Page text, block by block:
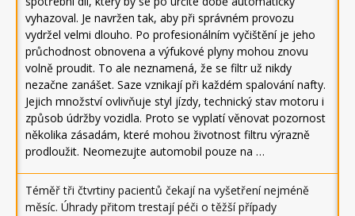
vyhazoval. Je navržen tak, aby při správném provozu
vydržel velmi dlouho. Po profesionálním vyčištění je jeho
průchodnost obnovena a výfukové plyny mohou znovu
volně proudit. To ale neznamená, že se filtr už nikdy
nezačne zanášet. Saze vznikají při každém spalování nafty.
Jejich množství ovlivňuje styl jízdy, technický stav motoru i
způsob údržby vozidla. Proto se vyplatí věnovat pozornost
několika zásadám, které mohou životnost filtru výrazně
prodloužit. Neomezujte automobil pouze na …
Téměř tři čtvrtiny pacientů čekají na vyšetření nejméně
měsíc. Úhrady přitom trestají péči o těžší případy